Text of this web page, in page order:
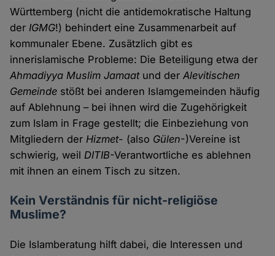
Württemberg (nicht die antidemokratische Haltung
der IGMG!) behindert eine Zusammenarbeit auf
kommunaler Ebene. Zusätzlich gibt es
innerislamische Probleme: Die Beteiligung etwa der
Ahmadiyya Muslim Jamaat und derAlevitischen
Gemeinde stößt bei anderen Islamgemeinden häufig
auf Ablehnung – bei ihnen wird die Zugehörigkeit
zum Islam in Frage gestellt; die Einbeziehung von
Mitgliedern der Hizmet- (also Gülen-)Vereine ist
schwierig, weil DITIB-Verantwortliche es ablehnen
mit ihnen an einem Tisch zu sitzen.
Kein Verständnis für nicht-religiöse
Muslime?
Die Islamberatung hilft dabei, die Interessen und